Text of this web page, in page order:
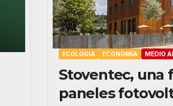
ECOLOGIA ECONOMÍA MEDIO
Stoventec, una
paneles